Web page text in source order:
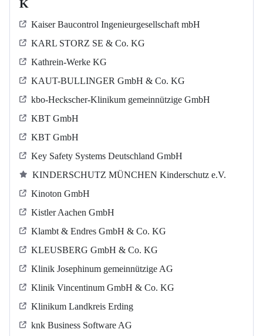
K
Kaiser Baucontrol Ingenieurgesellschaft mbH
KARL STORZ SE & Co. KG
Kathrein-Werke KG
KAUT-BULLINGER GmbH & Co. KG
kbo-Heckscher-Klinikum gemeinnützige GmbH
KBT GmbH
KBT GmbH
Key Safety Systems Deutschland GmbH
KINDERSCHUTZ MÜNCHEN Kinderschutz e.V.
Kinoton GmbH
Kistler Aachen GmbH
Klambt & Endres GmbH & Co. KG
KLEUSBERG GmbH & Co. KG
Klinik Josephinum gemeinnützige AG
Klinik Vincentinum GmbH & Co. KG
Klinikum Landkreis Erding
knk Business Software AG